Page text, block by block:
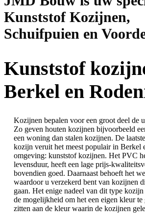
Kunststof Kozijnen,
Schuifpuien en
Kunststof
Berkel en
Kozijnen bepalen voor een groot deel de
Zo geven houten kozijnen bijvoorbeeld
een woning dan stalen kozijnen. De
kozijn veruit het meest populair in Berkel
omgeving: kunststof kozijnen. Het PVC
levensduur, heeft een lage prijs-
bovendien goed. Daarnaast behoeft het
waardoor u verzekerd bent van kozijnen
gaan. Het enige nadeel van dit type
de mogelijkheid om het een eigen kleur
zitten aan de kleur waarin de kozijnen